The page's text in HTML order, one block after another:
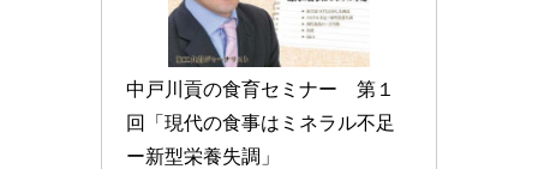
中戸川貢の食育セミナー　第１
回「現代の食事はミネラル不足
ー新型栄養失調」